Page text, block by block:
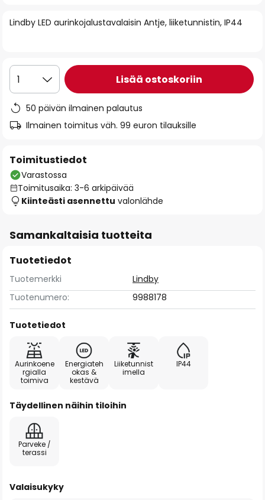
the
Lindby LED aurinkojalustavalaisin Antje, liiketunnistin, IP44
1 Lisää ostoskoriin
50 päivän ilmainen palautus
Ilmainen toimitus väh. 99 euron tilauksille
Toimitustiedot
Varastossa
Toimitusaika: 3-6 arkipäivää
Kiinteästi asennettu valonlähde
Samankaltaisia tuotteita
Tuotetiedot
Tuotemerkki
Lindby
Tuotenumero:
9988178
Tuotetiedot
Aurinkoene
rgialla
toimiva
Energiateh
okas &
kestävä
Liiketunnist
imella
IP44
Täydellinen näihin tiloihin
Parveke /
terassi
Valaisukyky